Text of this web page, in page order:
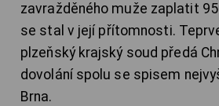
zavražděného muže zaplatit
se stal v její přítomnosti.
plzeňský krajský soud předá
dovolání spolu se spisem
Brna.